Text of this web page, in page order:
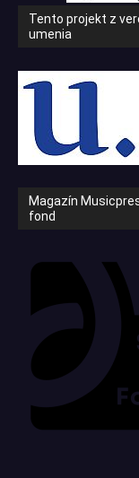
Tento projekt z
umenia
Magazín
fond